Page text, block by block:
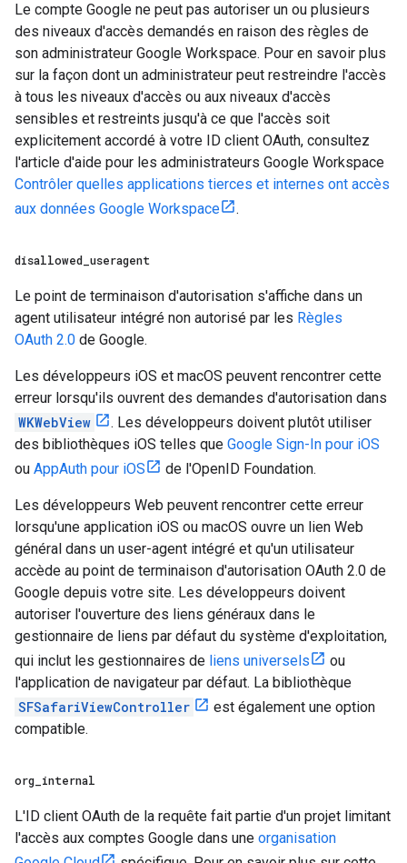
Le compte Google ne peut pas autoriser un ou plusieurs
des niveaux d'accès demandés en raison des règles de
son administrateur Google Workspace. Pour en savoir plus
sur la façon dont un administrateur peut restreindre l'accès
à tous les niveaux d'accès ou aux niveaux d'accès
sensibles et restreints jusqu'à ce que l'accès soit
explicitement accordé à votre ID client OAuth, consultez
l'article d'aide pour les administrateurs Google Workspace
Contrôler quelles applications tierces et internes ont accès
aux données Google Workspace
.
disallowed useragent
Le point de terminaison d'autorisation s'affiche dans un
agent utilisateur intégré non autorisé par les Règles
OAuth 2.0 de Google.
Les développeurs iOS et macOS peuvent rencontrer cette
erreur lorsqu'ils ouvrent des demandes d'autorisation dans
WKWebView
. Les développeurs doivent plutôt utiliser
des bibliothèques iOS telles que Google Sign-In pour iOS
ou AppAuth pour iOS de l'OpenID Foundation.
Les développeurs Web peuvent rencontrer cette erreur
lorsqu'une application iOS ou macOS ouvre un lien Web
général dans un user-agent intégré et qu'un utilisateur
accède au point de terminaison d'autorisation OAuth 2.0 de
Google depuis votre site. Les développeurs doivent
autoriser l'ouverture des liens généraux dans le
gestionnaire de liens par défaut du système d'exploitation,
qui inclut les gestionnaires de liens universels
ou
l'application de navigateur par défaut. La bibliothèque
SFSafariViewController
est également une option
compatible.
org internal
L'ID client OAuth de la requête fait partie d'un projet limitant
l'accès aux comptes Google dans une organisation